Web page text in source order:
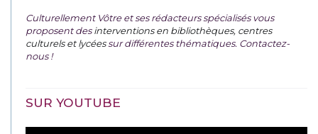
Culturellement Vôtre et ses rédacteurs spécialisés vous
proposent desinterventions en bibliothèques, centres
culturels et lycéessur différentes thématiques. Contactez-
nous !
SUR YOUTUBE